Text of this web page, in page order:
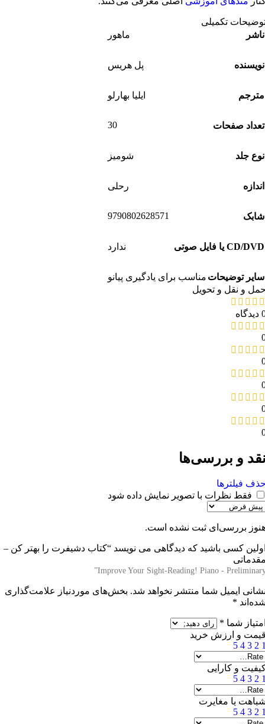
تکمیلی
ناشر
ماهور
نویسنده پل هریس
مترجم ایلیا بهارلو
تعداد صفحات 30
نوع جلد شومیز
اندازه رحلی
شابک 9790802628571
CD/DVD یا فایل صوتی ندارد
سایر توضیحات مناسب برای یادگیری پیانو
و نقل و تحویل
و بررسی‌ها
فیلترها
فقط نظرات با تصویر نمایش داده شود
بررسی‌ای ثبت نشده است.
کسی باشید که دیدگاهی می نویسد “کتاب دشیفرت را بهتر کن –
Improve Your Sight-Reading! Piano -
ایمیل شما منتشر نخواهد شد. بخش‌های موردنیاز علامت‌گذاری
*
شما *
و ارزش خرید
2
3
4
5
و کارایی
2
3
4
5
یا مغایرت
2
3
4
5